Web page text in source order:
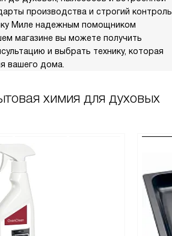
производства и строгий контроль
Миле надежным помощником
магазине вы можете получить
и выбрать технику, которая
вашего дома.
химия для духовых